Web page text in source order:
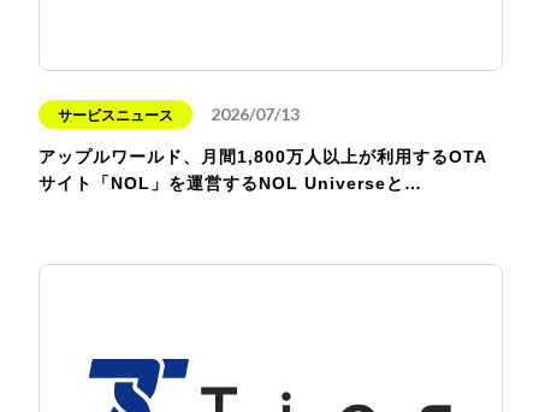
サービスニュース 2026/07/13
アップルワールド、月間1,800万人以上が利用するOTA
サイト「NOL」を運営するNOL Universeと…